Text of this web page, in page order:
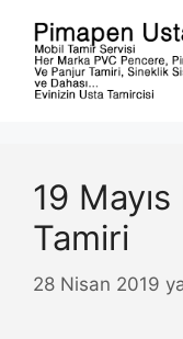
19
Tamiri
28 Nisan 2019